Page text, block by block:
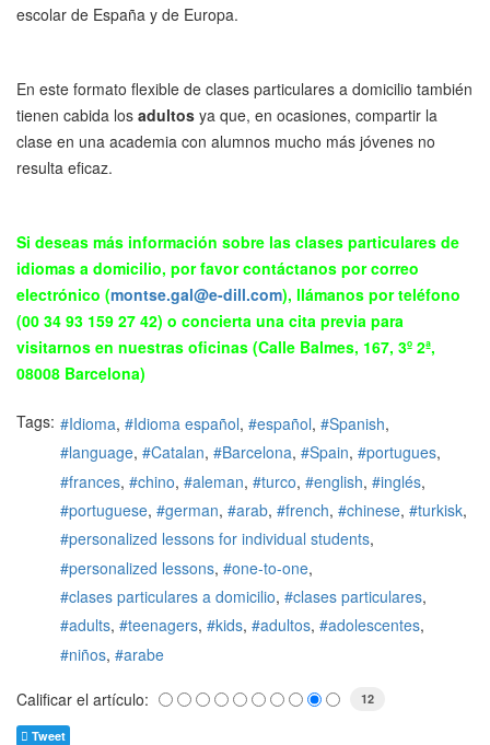
escolar de España y de Europa.
En este formato flexible de clases particulares a domicilio también
tienen cabida los adultos ya que, en ocasiones, compartir la
clase en una academia con alumnos mucho más jóvenes no
resulta eficaz.
Si deseas más información sobre las clases particulares de
idiomas a domicilio, por favor contáctanos por correo
electrónico (montse.gal@e-dill.com), llámanos por teléfono
(00 34 93 159 27 42) o concierta una cita previa para
visitarnos en nuestras oficinas (Calle Balmes, 167, 3º 2ª,
08008 Barcelona)
Tags: Idioma Idioma español español
Spanish
language
Catalan Barcelona Spain
portugues
frances
chino aleman turco english
inglés
portuguese
german arab french chinese
turkisk
personalized lessons for individual students
personalized lessons
one-to-one
clases particulares a domicilio
clases particulares
adults
teenagers kids adultos
adolescentes
niños
arabe
Calificar el artículo: 12
Tweet